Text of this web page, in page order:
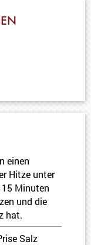
einen
Hitze unter
Minuten
und die
hat.
Salz